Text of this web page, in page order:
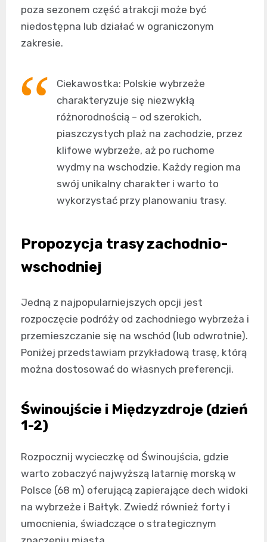
poza sezonem część atrakcji może być
niedostępna lub działać w ograniczonym
zakresie.
Ciekawostka: Polskie wybrzeże
charakteryzuje się niezwykłą
różnorodnością – od szerokich,
piaszczystych plaż na zachodzie, przez
klifowe wybrzeże, aż po ruchome
wydmy na wschodzie. Każdy region ma
swój unikalny charakter i warto to
wykorzystać przy planowaniu trasy.
Propozycja trasy zachodnio-
wschodniej
Jedną z najpopularniejszych opcji jest
rozpoczęcie podróży od zachodniego wybrzeża i
przemieszczanie się na wschód (lub odwrotnie).
Poniżej przedstawiam przykładową trasę, którą
można dostosować do własnych preferencji.
Świnoujście i Międzyzdroje (dzień
1-2)
Rozpocznij wycieczkę od Świnoujścia, gdzie
warto zobaczyć najwyższą latarnię morską w
Polsce (68 m) oferującą zapierające dech widoki
na wybrzeże i Bałtyk. Zwiedź również forty i
umocnienia, świadczące o strategicznym